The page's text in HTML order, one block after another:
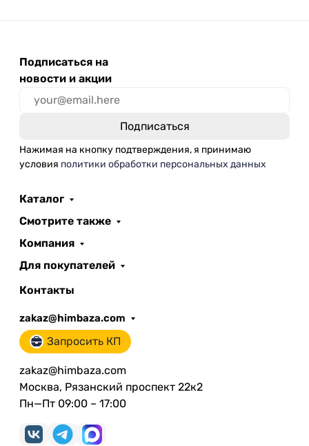
Подписаться на
новости и акции
Нажимая на кнопку подтверждения, я принимаю
условия политики обработки персональных данных
Каталог
Смотрите также
Компания
Для покупателей
Контакты
zakaz@himbaza.com
Запросить КП
zakaz@himbaza.com
Москва, Рязанский проспект 22к2
Пн—Пт 09:00 – 17:00